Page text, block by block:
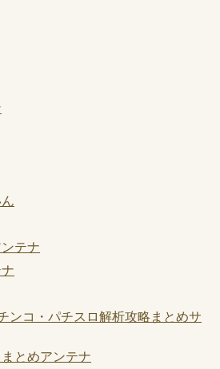
テナ
ンコ・パチスロ解析攻略まとめサ
とめアンテナ